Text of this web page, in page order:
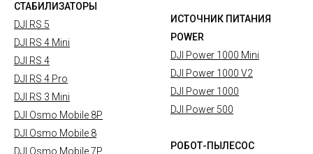
СТАБИЛИЗАТОРЫ
DJI RS 5
DJI RS 4 Mini
DJI RS 4
DJI RS 4 Pro
DJI RS 3 Mini
DJI Osmo Mobile 8P
DJI Osmo Mobile 8
DJI Osmo Mobile 7P
ИСТОЧНИК ПИТАНИЯ
POWER
DJI Power 1000 Mini
DJI Power 1000 V2
DJI Power 1000
DJI Power 500
РОБОТ-ПЫЛЕСОС